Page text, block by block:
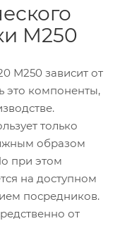
М250
М250 зависит от
это компоненты,
только
образом
при этом
на доступном
посредников.
от